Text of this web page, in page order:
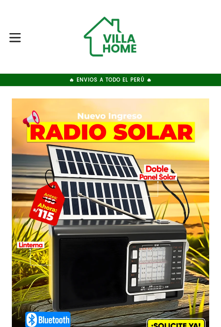
contenido
🔥 ENVIOS A TODO EL PERÚ 🔥